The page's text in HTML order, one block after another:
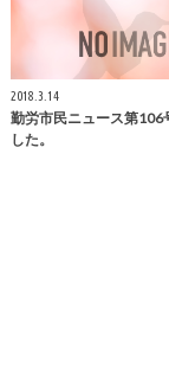
2018.3.14
勤労市民ニュース第106
した。